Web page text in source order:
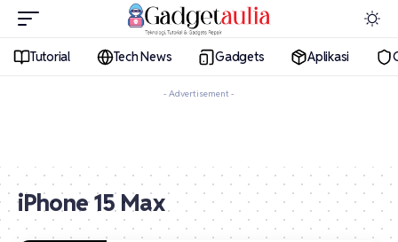
Tutorial Tech News Gadgets Aplikasi
- Advertisement -
iPhone 15 Max